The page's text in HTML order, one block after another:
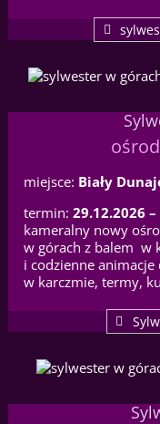
miejsce: Biały
termin: 29.12.2026
kameralny nowy
w górach z balem w
i codzienne
w karczmie, termy,